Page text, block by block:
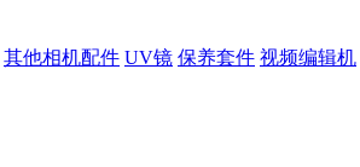
其他相机配件 UV镜 保养套件 视频编辑机